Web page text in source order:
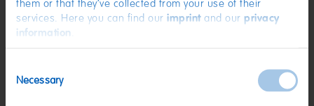
them or that they’ve collected from your use of their
services. Here you can find our imprintand our privacy
information
Selection
Necessary